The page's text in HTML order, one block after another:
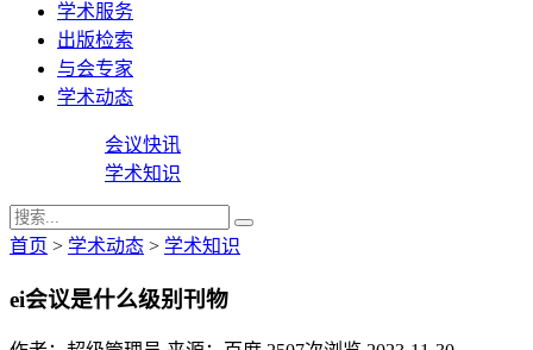
学术服务
出版检索
与会专家
学术动态
会议快讯
学术知识
首页 > 学术动态 > 学术知识
ei会议是什么级别刊物